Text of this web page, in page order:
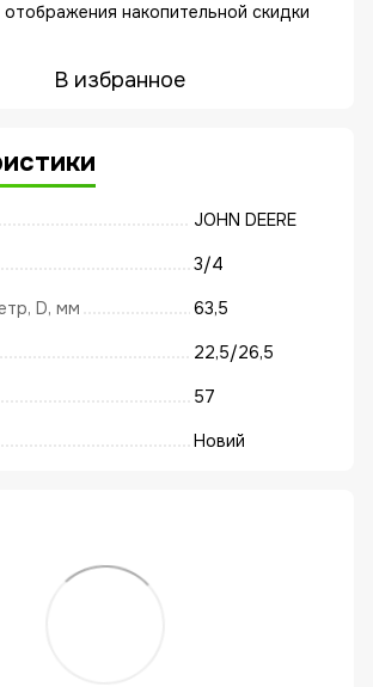
накопительной скидки
В избранное
JOHN DEERE
3/4
D, мм 63,5
22,5/26,5
57
Новий